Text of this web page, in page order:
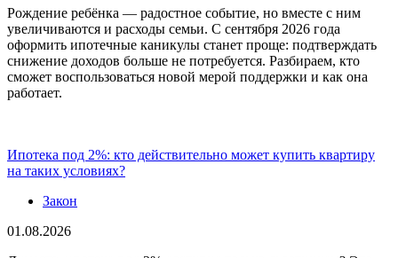
Рождение ребёнка — радостное событие, но вместе с ним
увеличиваются и расходы семьи. С сентября 2026 года
оформить ипотечные каникулы станет проще: подтверждать
снижение доходов больше не потребуется. Разбираем, кто
сможет воспользоваться новой мерой поддержки и как она
работает.
Ипотека под 2%: кто действительно может купить квартиру
на таких условиях?
Закон
01.08.2026